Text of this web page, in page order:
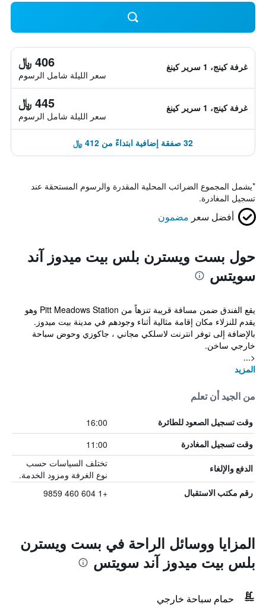
غرفة كينج، 1 سرير كينغ 406 ﷼
سعر الليلة شامل الرسوم
غرفة كينج، 1 سرير كينغ 445 ﷼
سعر الليلة شامل الرسوم
32 صفقة إضافية ابتداءً من 412 ﷼
*يشمل المجموع الضرائب المحلية المقدرة والرسوم المستحقة عند
تسجيل المغادرة.
أفضل سعر مضمون
حول بست ويسترن بلس بيت ميدوز آند
سويتس
يقع الفندق ضمن مسافة قريبة تنزهاً من Pitt Meadows Station وهو
يقدم للنزلاء مكان إقامة مثالية أثناء وجودهم في مدينة بيت ميدوز.
بالإضافة إلى توفر انترنت لاسلكي مجاني ، جاكوزي وحوض سباحة
خارجي ساخن.
<...
المزيد
من الجيد أن تعلم
وقت تسجيل الصعود للطائرة 16:00
وقت تسجيل المغادرة 11:00
الدفع والإلغاء
تختلف السياسات حسب
نوع الغرفة ومزود الخدمة.
رقم مكتب الاستقبال +1 604 460 9859
المزايا ووسائل الراحة في بست ويسترن
بلس بيت ميدوز آند سويتس
حمام سباحة خارجي